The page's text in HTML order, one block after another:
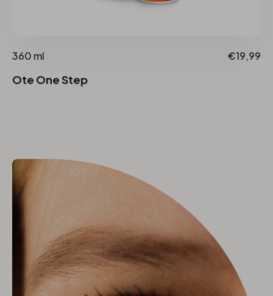
360 ml €19,99
Ote One Step